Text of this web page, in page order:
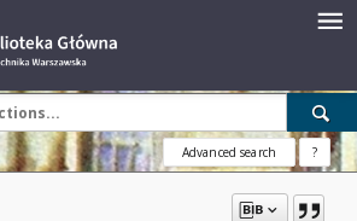
Advanced search ?